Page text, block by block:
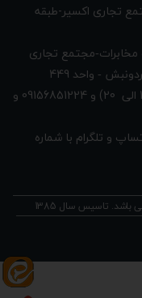
تجاری اکسیر-طبقه
مخابرات-مجتمع تجاری
- واحد 449
تلفن 05136622180 ( 4خط - تماس 10 الی 14 و 16 الی 20) و 09156851224 و
از طریق واتساپ و تلگرام با شماره
تاسیس سال 1385